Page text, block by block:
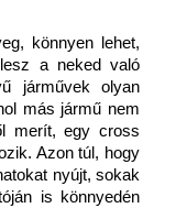
könnyen lehet,
a neked való
járművek olyan
más jármű nem
merít, egy cross
Azon túl, hogy
nyújt, sokak
is könnyedén